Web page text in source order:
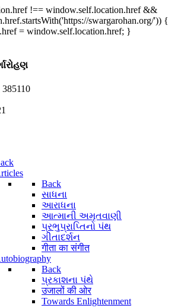
!== window.self.location.href &&
swargarohan.org/')) {
= window.self.location.href; }
Back
સાધના
આરાધના
આત્માની અમૃતવાણી
પ્રભુપ્રાપ્તિનો પંથ
ગીતાદર્શન
गीता का संगीत
Back
પ્રકાશના પંથે
उजालों की ओर
Towards Enlightenment